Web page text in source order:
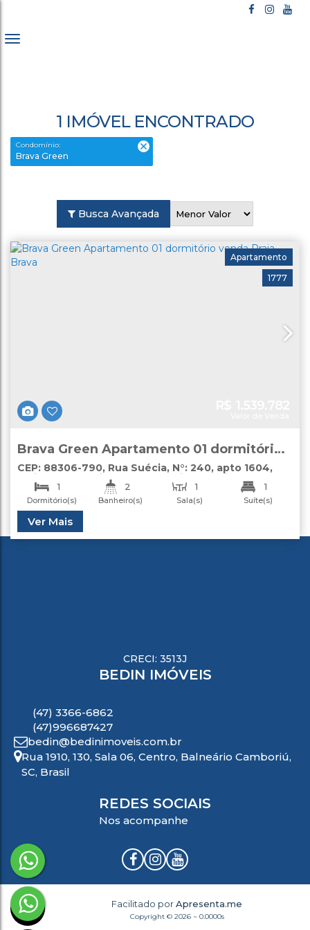
1 IMÓVEL ENCONTRADO
Condomínio:
Brava Green
Busca Avançada
1777
Apartamento
Brava Green Apartamento 01 dormitório
venda Praia Brava
CEP: 88306-790, Rua Suécia, N°: 240, apto 1604,
Praia Brava
Itajaí, Santa Catarina Brasil
1
Dormitório(s)
2
Banheiro(s)
1
Sala(s)
1
Suíte(s)
1
Vaga(s)
Ver Mais
CRECI: 3513J
BEDIN IMÓVEIS
(47) 3366-6862
(47)996687427
bedin@bedinimoveis.com.br
Rua 1910, 130, Sala 06, Centro, Balneário Camboriú,
SC, Brasil
REDES SOCIAIS
Nos acompanhe
Facilitado porApresenta.me
Copyright © 2026 ~ 0.0000s